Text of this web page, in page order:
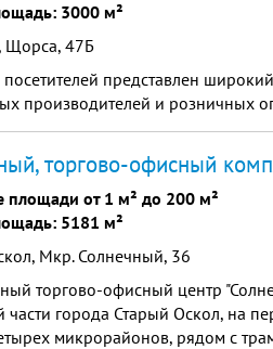
3000 м²
Щорса, 47Б
представлен
производителей и розничных
торгово-офисный
площади от 1 м² до 200 м²
5181 м²
Мкр. Солнечный, 36
торгово-офисный центр
части города Старый Оскол, на
микрорайонов, рядом с